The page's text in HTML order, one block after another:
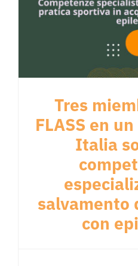
Tres
FLASS en
Italia
salvamento
con